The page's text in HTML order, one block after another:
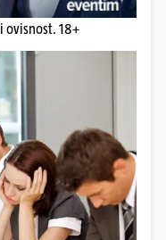
ovisnost. 18+